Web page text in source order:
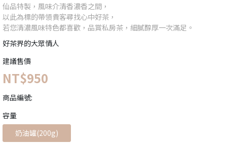
仙品特製，風味介清香濃香之間，
以此為標的帶領貴客尋找心中好茶，
若您清濃風味特色都喜歡，品賞私房茶，細膩醇厚一次滿足。
好茶界的大眾情人
建議售價
NT$950
商品編號:
容量
奶油罐(200g)